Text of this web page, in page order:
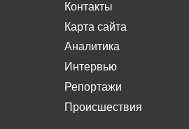
Контакты
Карта сайта
Аналитика
Интервью
Репортажи
Происшествия